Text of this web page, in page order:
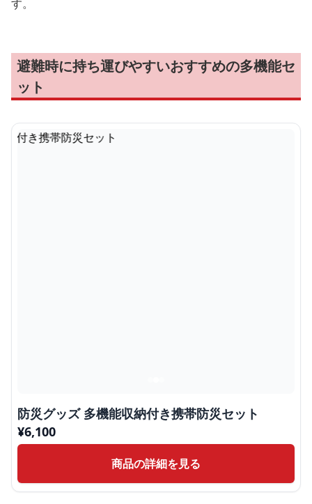
す。
避難時に持ち運びやすいおすすめの多機能セ
ット
防災グッズ 多機能収納付き携帯防災セット
¥6,100
商品の詳細を見る